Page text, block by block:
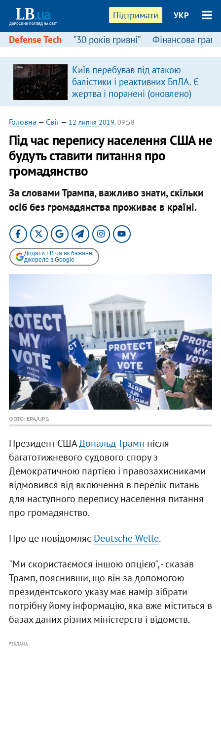
Підтримати УКР
Defense Tech “30 років гривні” Фінансова
Київ перебував під атакою
балістики і реактивних БпЛА. Є
жертва і поранені (оновлено)
Головна — Світ— 12 липня 2019, 09:58
Під час перепису населення США не
будуть ставити питання про
громадянство
За словами Трампа, важливо знати, скільки
осіб без громадянства проживає в країні.
Додати LB.ua як бажане
джерело в Google
ФОТО: EPA/UPG
Президент СШАДональд Трамп після
багатотижневого судового спору з
Демократичною партією і правозахисниками
відмовився від включення в перелік питань
для наступного перепису населення питання
про громадянство.
Про це повідомляє Deutsche Welle.
"Ми скористаємося іншою опцією", - сказав
Трамп, пояснивши, що він за допомогою
президентського указу має намір зібрати
потрібну йому інформацію, яка вже міститься в
базах даних різних міністерств і відомств.
РЕКЛАМА